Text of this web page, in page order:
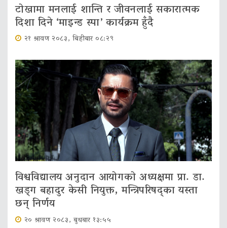
टोखामा मनलाई शान्ति र जीवनलाई सकारात्मक
दिशा दिने ‘माइन्ड स्पा’ कार्यक्रम हुँदै
२१ श्रावण २०८३, बिहीबार ०८:२९
विश्वविद्यालय अनुदान आयोगको अध्यक्षमा प्रा. डा.
खड्ग बहादुर केसी नियुक्त, मन्त्रिपरिषद्का यस्ता
छन् निर्णय
२० श्रावण २०८३, बुधबार १३:५५